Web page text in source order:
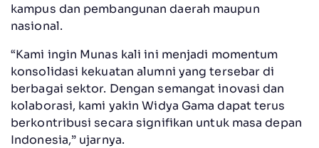
kampus dan pembangunan daerah maupun
nasional.
“Kami ingin Munas kali ini menjadi momentum
konsolidasi kekuatan alumni yang tersebar di
berbagai sektor. Dengan semangat inovasi dan
kolaborasi, kami yakin Widya Gama dapat terus
berkontribusi secara signifikan untuk masa depan
Indonesia,” ujarnya.